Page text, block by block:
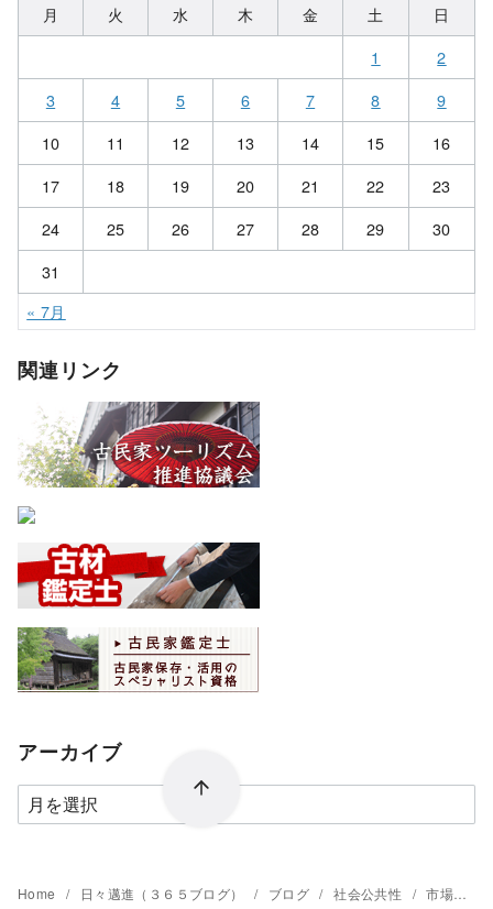
月 火 水 木 金 土
日
1
2
3
4 5 6 7 8
9
10
11 12 13 14 15
16
17
18 19 20 21 22
23
24
25 26 27 28 29
30
31
« 7月
関連リンク
アーカイブ
ア
ー
イ
Home 日々邁進（３６５ブログ） ブログ 社会公共性 市場創造への道